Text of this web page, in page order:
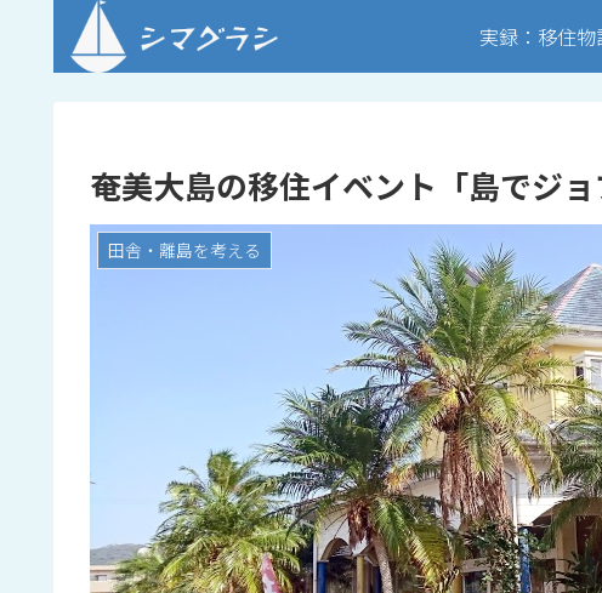
実録：移住物
奄美大島の移住イベント「島でジ
田舎・離島を考える